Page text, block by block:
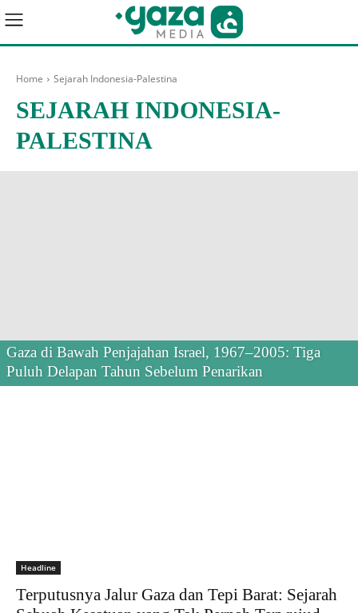
Home Sejarah Indonesia-Palestina
SEJARAH INDONESIA-
PALESTINA
Gaza di Bawah Penjajahan Israel, 1967–2005: Tiga
Puluh Delapan Tahun Sebelum Penarikan
Headline
Terputusnya Jalur Gaza dan Tepi Barat: Sejarah